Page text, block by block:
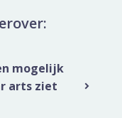
mogelijk
arts ziet